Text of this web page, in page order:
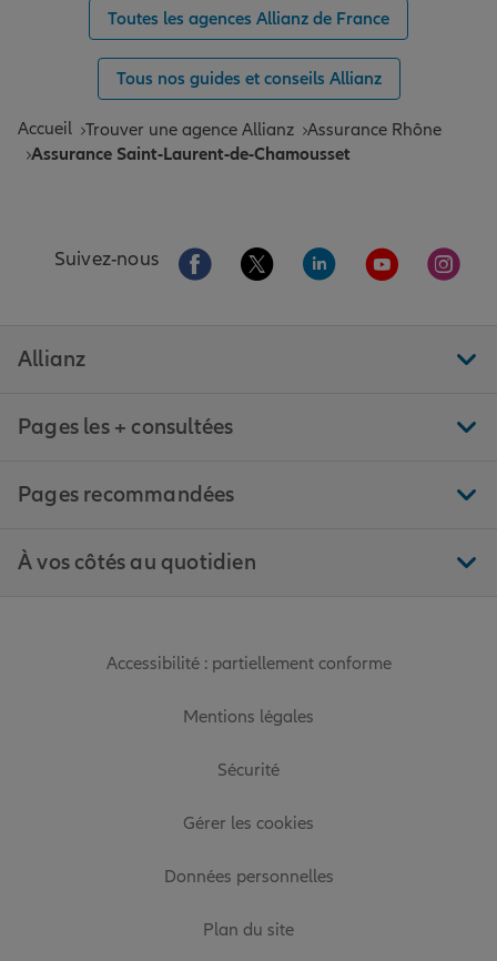
Toutes les agences Allianz de France
Tous nos guides et conseils Allianz
Accueil Trouver une agence Allianz Assurance Rhône
Assurance Saint-Laurent-de-Chamousset
Suivez-nous Aller sur la page Facebook de Allianz
Aller sur la page Twitter de
Aller sur la page
Aller sur la
Aller
Allianz
Pages les + consultées
Pages recommandées
À vos côtés au quotidien
Accessibilité : partiellement conforme
Mentions légales
Sécurité
Gérer les cookies
Données personnelles
Plan du site